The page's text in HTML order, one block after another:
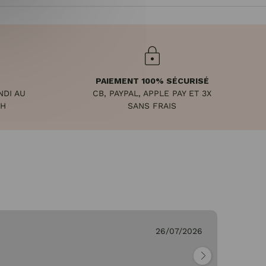
AU
PAIEMENT 100% SÉCURISÉ
CB, PAYPAL, APPLE PAY ET 3X
SANS FRAIS
26/07/2026